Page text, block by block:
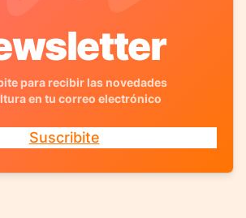
para recibir las novedades
en tu correo electrónico
Suscribite